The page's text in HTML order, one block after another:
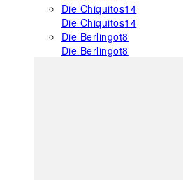
Die Chiquitos14
Die Chiquitos14
Die Berlingot8
Die Berlingot8